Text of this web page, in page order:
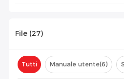
File (27)
Tutti Manuale utente(6)